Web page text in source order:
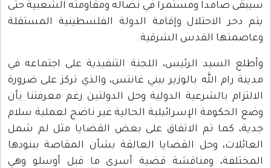
سيبقى صامدا ومستمرا في نضاله ومقاومته الشعبية حتى
يتم دحر الاحتلال وإقامة الدولة الفلسطينية المستقلة
وعاصمتها القدس الشرقية.
وأطلع السيد الرئيس، اللجنة التنفيذية على اجتماعه في
مدينة رام الله بالوزير بيني غانتس، والذي تركز على ضرورة
الالتزام بالشرعية الدولية وحل الدولتين رغم معرفتنا بأن
وضع الحكومة الإسرائيلية الحالية غير ناضج لعملية سلام
جدية، كما تم الاتفاق على بعض القضايا مثل لم شمل
العائلات، وحل القضايا العالقة بشأن المقاصة ببنودها
المختلفة، ومناقشة قضية أسرى ما قبل أوسلو وهي